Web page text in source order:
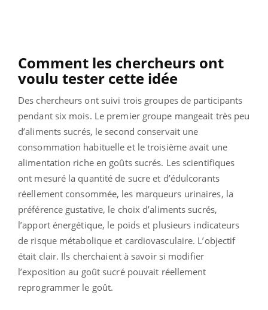
Comment les chercheurs ont
voulu tester cette idée
Des chercheurs ont suivi trois groupes de participants
pendant six mois. Le premier groupe mangeait très peu
d’aliments sucrés, le second conservait une
consommation habituelle et le troisième avait une
alimentation riche en goûts sucrés. Les scientifiques
ont mesuré la quantité de sucre et d’édulcorants
réellement consommée, les marqueurs urinaires, la
préférence gustative, le choix d’aliments sucrés,
l’apport énergétique, le poids et plusieurs indicateurs
de risque métabolique et cardiovasculaire. L’objectif
était clair. Ils cherchaient à savoir si modifier
l’exposition au goût sucré pouvait réellement
reprogrammer le goût.